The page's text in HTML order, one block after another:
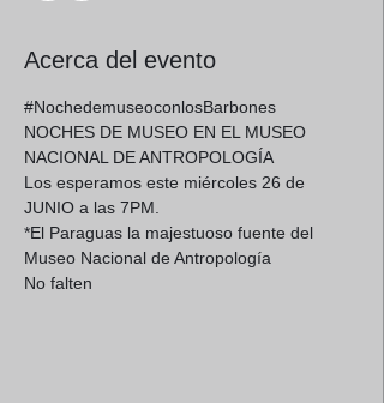
Acerca del evento
#NochedemuseoconlosBarbones
NOCHES DE MUSEO EN EL MUSEO
NACIONAL DE ANTROPOLOGÍA
Los esperamos este miércoles 26 de
JUNIO a las 7PM.
*El Paraguas la majestuoso fuente del
Museo Nacional de Antropología
No falten